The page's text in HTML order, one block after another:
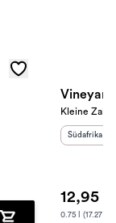
Vineyard
Kleine Zalze
Südafrika
12,95 €
0.75 l (17.27 €